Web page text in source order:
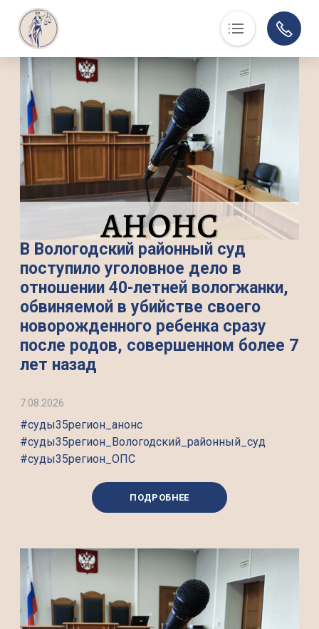
Основная навигация
Люди, события, факты
Суд в помощь
Юристам
История
Контакты
Суды области
Информация по делам
Музей
В Вологодский районный суд
поступило уголовное дело в
отношении 40-летней вологжанки,
обвиняемой в убийстве своего
новорожденного ребенка сразу
после родов, совершенном более 7
лет назад
7.08.2026
#суды35регион_анонс
#суды35регион_Вологодский_районный_суд
#суды35регион_ОПС
ПОДРОБНЕЕ